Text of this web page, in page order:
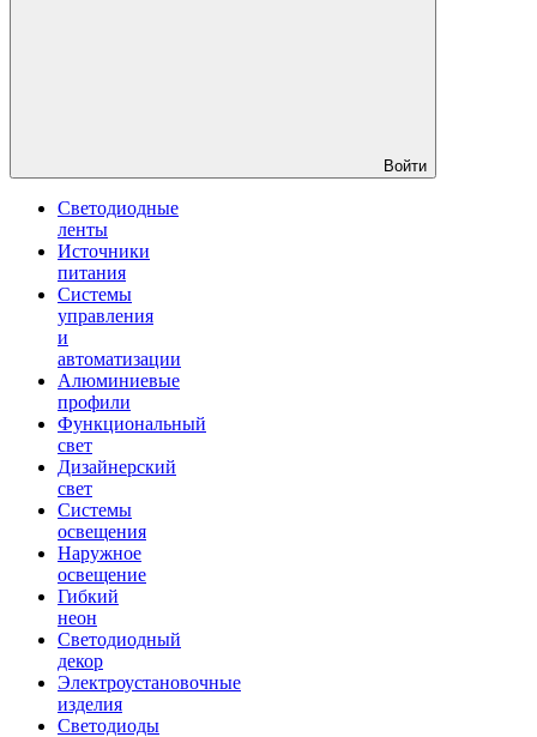
Войти
Светодиодные
ленты
Источники
питания
Системы
управления
и
автоматизации
Алюминиевые
профили
Функциональный
свет
Дизайнерский
свет
Системы
освещения
Наружное
освещение
Гибкий
неон
Светодиодный
декор
Электроустановочные
изделия
Светодиоды